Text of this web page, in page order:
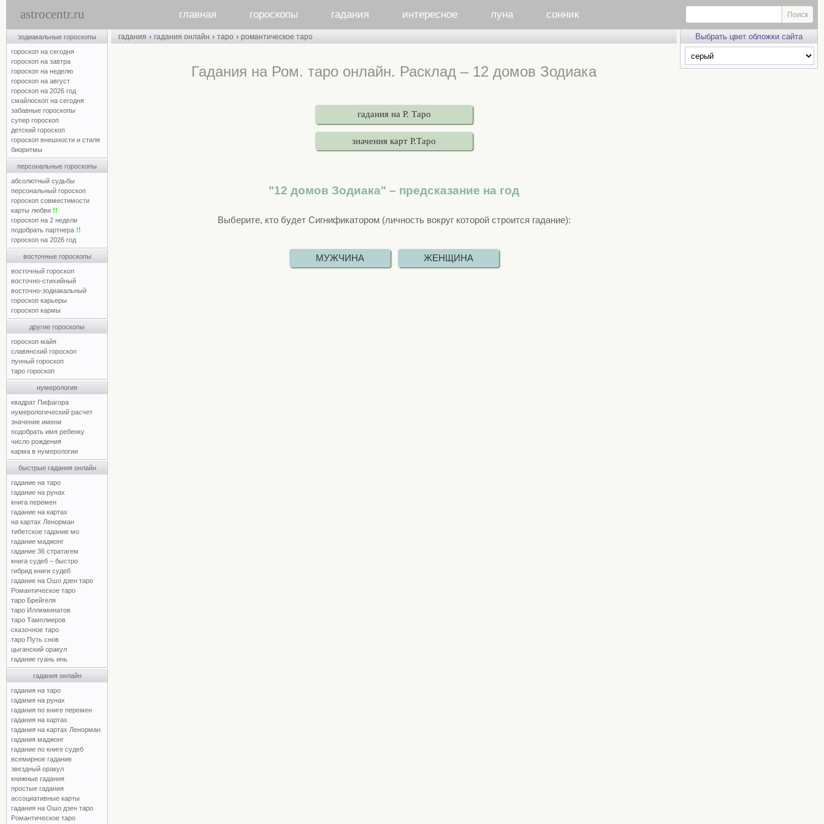
astrocentr.ru главная гороскопы гадания интересное луна сонник
зодиакальные гороскопы
гороскоп на сегодня
гороскоп на завтра
гороскоп на неделю
гороскоп на август
гороскоп на 2026 год
смайлоскоп на сегодня
забавные гороскопы
супер гороскоп
детский гороскоп
гороскоп внешности и стиля
биоритмы
персональные гороскопы
абсолютный судьбы
персональный гороскоп
гороскоп совместимости
карты любви !!
гороскоп на 2 недели
подобрать партнера !!
гороскоп на 2026 год
восточные гороскопы
восточный гороскоп
восточно-стихийный
восточно-зодиакальный
гороскоп карьеры
гороскоп кармы
другие гороскопы
гороскоп майя
славянский гороскоп
лунный гороскоп
таро гороскоп
нумерология
квадрат Пифагора
нумерологический расчет
значение имени
подобрать имя ребенку
число рождения
карма в нумерологии
быстрые гадания онлайн
гадание на таро
гадание на рунах
книга перемен
гадание на картах
на картах Ленорман
тибетское гадание мо
гадание маджонг
гадание 36 стратагем
книга судеб – быстро
гибрид книги судеб
гадание на Ошо дзен таро
Романтическое таро
таро Брейгеля
таро Иллюминатов
таро Тамплиеров
сказочное таро
таро Путь снов
цыганский оракул
гадание гуань инь
гадания онлайн
гадания на таро
гадания на рунах
гадания по книге перемен
гадания на картах
гадания на картах Ленорман
гадания маджонг
гадание по книге судеб
всемирное гадание
звездный оракул
книжные гадания
простые гадания
ассоциативные карты
гадания на Ошо дзен таро
Романтическое таро
гадания › гадания онлайн › таро › романтическое таро
Гадания на Ром. таро онлайн. Расклад – 12 домов Зодиака
гадания на Р. Таро
значения карт Р.Таро
"12 домов Зодиака" – предсказание на год
Выберите, кто будет Сигнификатором (личность вокруг которой строится гадание):
Выбрать цвет обложки сайта